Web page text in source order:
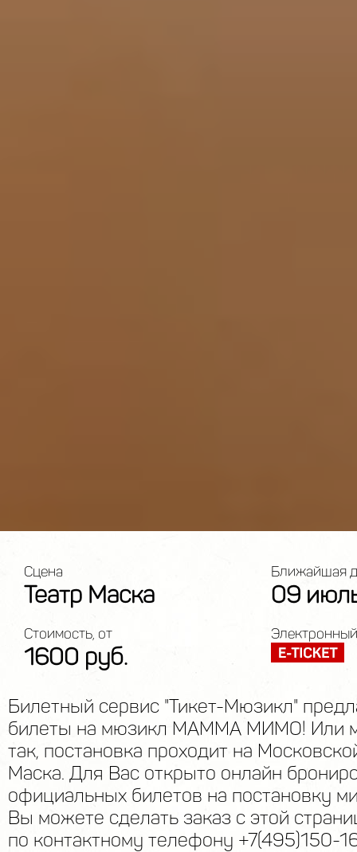
Сцена
Театр Маска
Ближайшая
09
Стоимость, от
1600 руб.
Билетный сервис "Тикет-Мюзикл"
билеты на мюзикл МАММА МИМО! Или
так, постановка проходит на
Маска. Для Вас открыто онлайн
официальных билетов на постановку
Вы можете сделать заказ с этой
по контактному телефону +7(495)150-